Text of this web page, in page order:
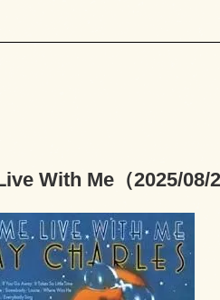
With Me（2025/08/